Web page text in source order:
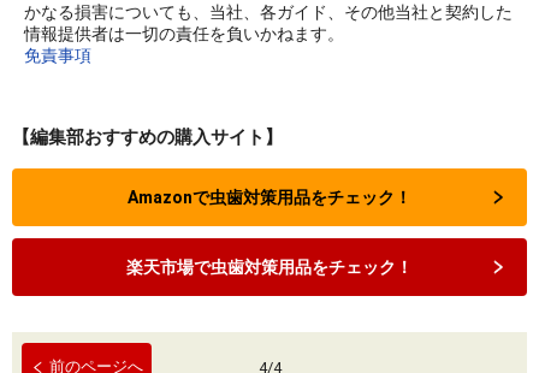
かなる損害についても、当社、各ガイド、その他当社と契約した
情報提供者は一切の責任を負いかねます。
免責事項
【編集部おすすめの購入サイト】
Amazonで虫歯対策用品をチェック！
楽天市場で虫歯対策用品をチェック！
前のページへ 4/4